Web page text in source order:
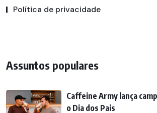
Política de privacidade
Assuntos populares
Caffeine Army lança
o Dia dos Pais